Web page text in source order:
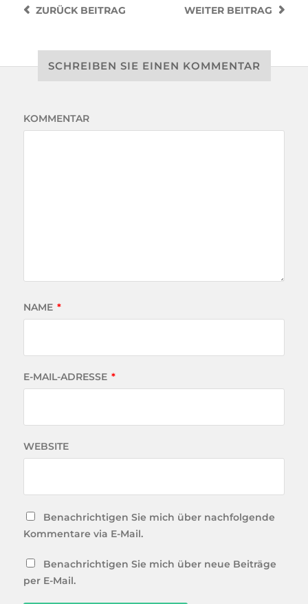
WEITER BEITRAG
ZURÜCKBEITRAG
SCHREIBEN SIE EINEN KOMMENTAR
KOMMENTAR
NAME *
E-MAIL-ADRESSE *
WEBSITE
Benachrichtigen Sie mich über nachfolgende
Kommentare via E-Mail.
Benachrichtigen Sie mich über neue Beiträge
per E-Mail.